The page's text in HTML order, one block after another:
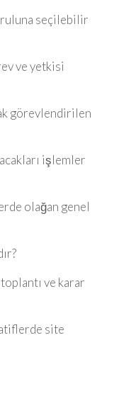
seçilebilir
ve yetkisi
görevlendirilen
işlemler
olağan genel
ve karar
site